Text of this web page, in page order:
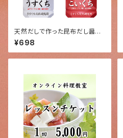
天然だしで作った昆布だし醤油
（オンライン価格:698円）
¥698